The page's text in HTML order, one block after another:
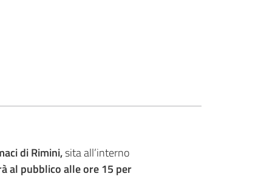
di Rimini,sita all’interno
al pubblico alle ore 15 per